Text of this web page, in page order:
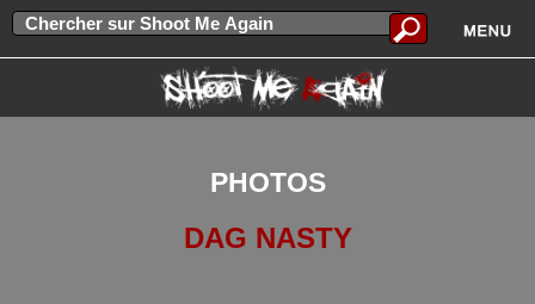
PHOTOS
DAG NASTY